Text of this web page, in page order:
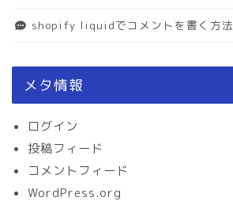
shopify liquidでコメントを書く方法
メタ情報
ログイン
投稿フィード
コメントフィード
WordPress.org